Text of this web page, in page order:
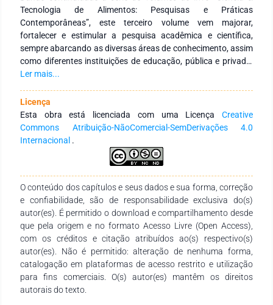
Tecnologia de Alimentos: Pesquisas e Práticas
Contemporâneas”, este terceiro volume vem majorar,
fortalecer e estimular a pesquisa acadêmica e científica,
sempre abarcando as diversas áreas de conhecimento, assim
como diferentes instituições de educação, pública e privada,
fomentando o trabalho colaborativo e inter-regional. Nesse
relacionados as análises físico-químicas e microbiológicas de
alimentos, ciência de alimentos, tecnologia de alimentos e
análise sensorial. Observemos que os temas vêm elevar o
potencial da biotecnologia em parceria com a produção de
alimentos, de forma a contribuir no alcance dos Objetivos de
Desenvolvimento Sustentável (ODS) da Organização das
Nações Unidas (ONU) até 2030, principalmente no que se
refere à segurança e saúde alimentar. Desse modo
agradecemos aos autores pelo empenho, disponibilidade e
dedicação para o desenvolvimento e conclusão dessa obra,
fazendo a diferença não só para estudantes e professores,
mas também para profissionais das diversas áreas
interessadas e dos diversos níveis de ensino, tanto em seus
trabalhos, como até no norteamento de políticas públicas.
Ler mais...
Licença
Esta obra está licenciada com uma Licença Creative
Commons Atribuição-NãoComercial-SemDerivações 4.0
Internacional .
O conteúdo dos capítulos e seus dados e sua forma, correção
e confiabilidade, são de responsabilidade exclusiva do(s)
autor(es). É permitido o download e compartilhamento desde
que pela origem e no formato Acesso Livre (Open Access),
com os créditos e citação atribuídos ao(s) respectivo(s)
autor(es). Não é permitido: alteração de nenhuma forma,
catalogação em plataformas de acesso restrito e utilização
para fins comerciais. O(s) autor(es) mantêm os direitos
autorais do texto.